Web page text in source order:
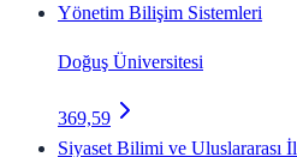
Yönetim Bilişim Sistemleri
Doğuş Üniversitesi
369,59
Siyaset Bilimi ve Uluslararası